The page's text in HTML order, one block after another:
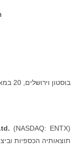
בוסטון וירושלים, 20 במאי 2021, (
תוצאותיה הכספיות